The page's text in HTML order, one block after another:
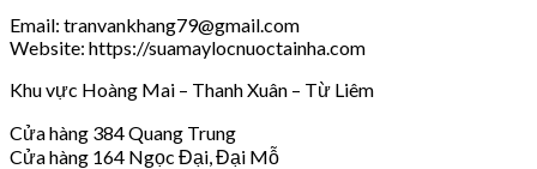
Email: tranvankhang79@gmail.com
Website: https://suamaylocnuoctainha.com
Khu vực Hoàng Mai – Thanh Xuân – Từ Liêm
Cửa hàng 384 Quang Trung
Cửa hàng 164 Ngọc Đại, Đại Mỗ